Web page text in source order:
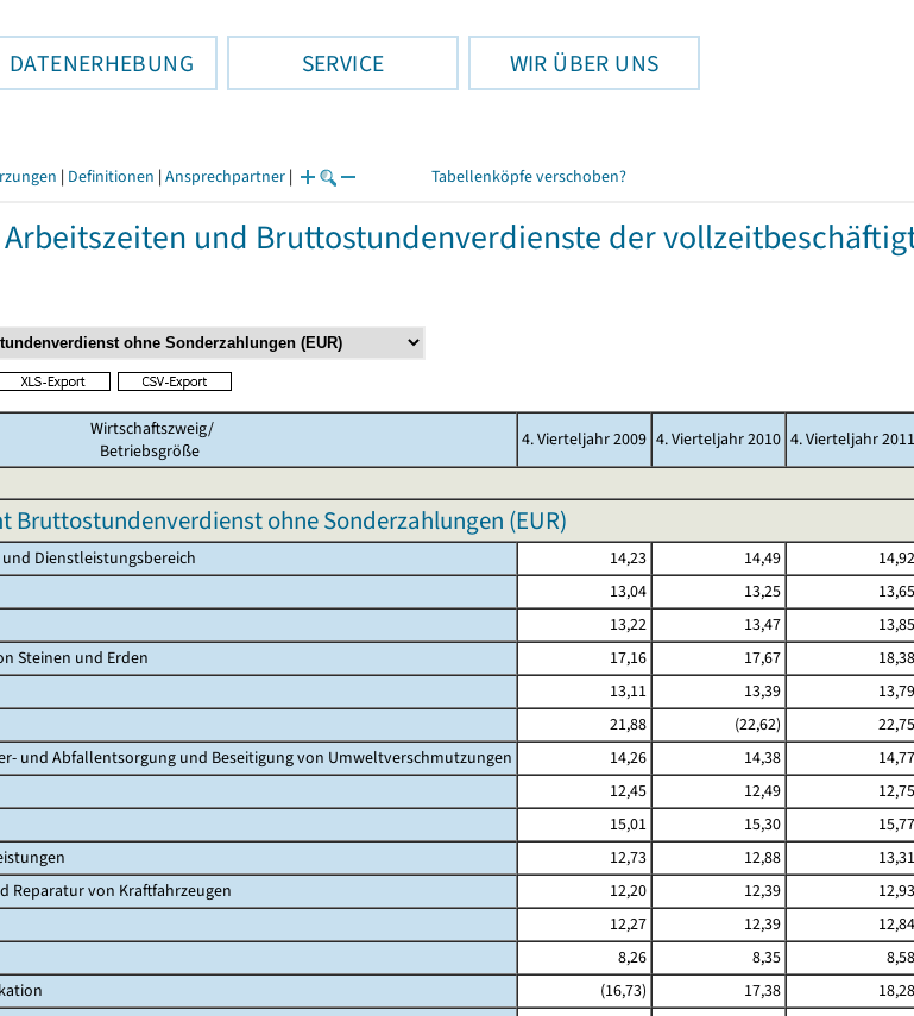
DATENERHEBUNG SERVICE WIR ÜBER UNS
| Definitionen | Ansprechpartner | Tabellenköpfe verschoben?
und Bruttostundenverdienste der
Wirtschaftszweig/
Betriebsgröße
4. Vierteljahr 2009 4. Vierteljahr 2010 4. Vierteljahr 2011
Bruttostundenverdienst ohne Sonderzahlungen (EUR)
Dienstleistungsbereich 14,23 14,49
14,92
13,04 13,25
13,65
13,22 13,47
13,85
Steinen und Erden
17,16 17,67
18,38
13,11 13,39
13,79
21,88 (22,62)
22,75
und Abfallentsorgung und Beseitigung von Umweltverschmutzungen
14,26 14,38
14,77
12,45 12,49
12,75
15,01 15,30
15,77
12,73 12,88
13,31
von Kraftfahrzeugen
12,20 12,39
12,93
12,27 12,39
12,84
8,26 8,35
8,58
(16,73) 17,38
18,28